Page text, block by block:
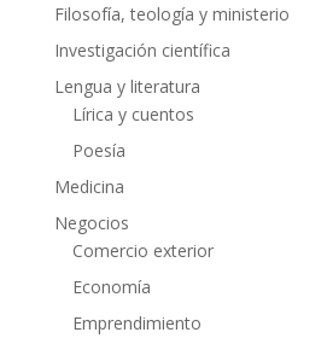
Filosofía, teología y ministerio
Investigación científica
Lengua y literatura
Lírica y cuentos
Poesía
Medicina
Negocios
Comercio exterior
Economía
Emprendimiento